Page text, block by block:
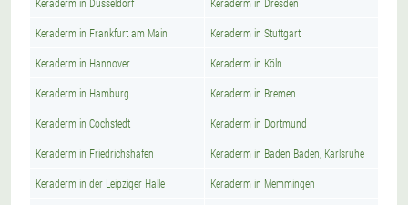
Keraderm in Frankfurt am Main Keraderm in Stuttgart
Keraderm in Hannover Keraderm in Köln
Keraderm in Hamburg Keraderm in Bremen
Keraderm in Cochstedt Keraderm in Dortmund
Keraderm in Friedrichshafen Keraderm in Baden Baden, Karlsruhe
Keraderm in der Leipziger Halle Keraderm in Memmingen